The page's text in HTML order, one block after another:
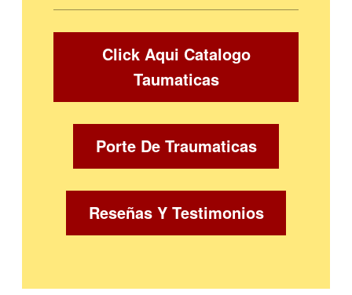
Click Aqui Catalogo
Taumaticas
Porte De Traumaticas
Reseñas Y Testimonios